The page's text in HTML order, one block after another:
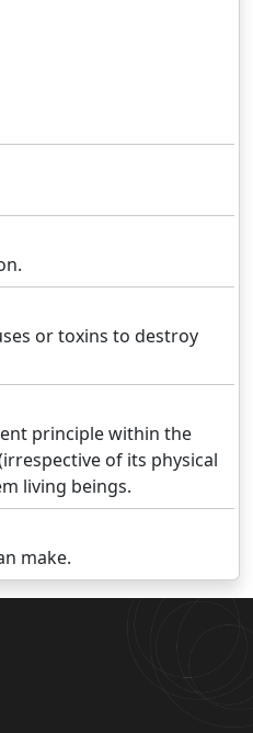
or toxins to destroy
principle within the
of its physical
living beings.
make.